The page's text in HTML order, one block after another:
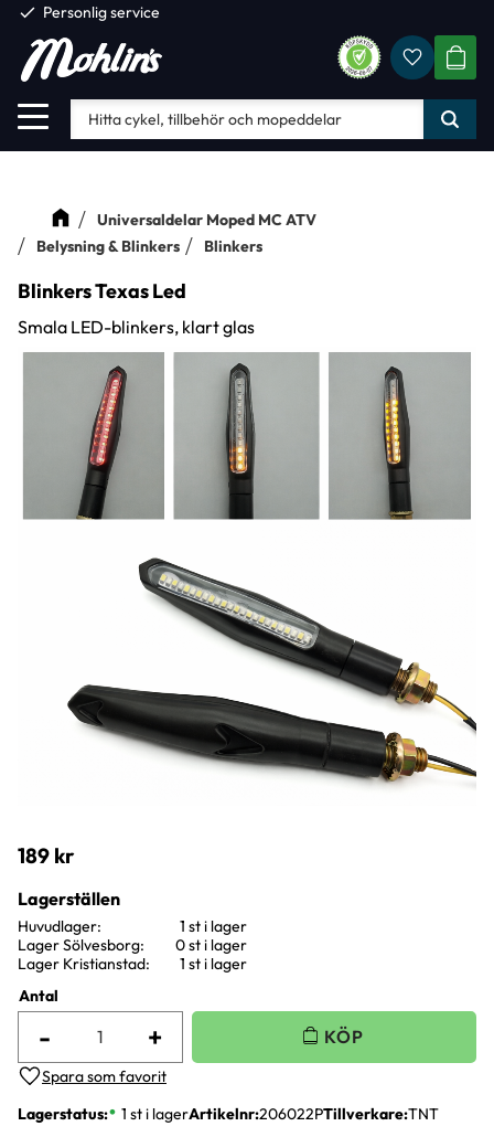
Meny
check Personlig service
Universaldelar Moped MC ATV
Belysning & Blinkers
Blinkers
Blinkers Texas Led
Smala LED-blinkers, klart glas
189 kr
Antal
+
-
Lägg till i favoriter
Lagerstatus 1 st i lagerArtikelnr 206022PTillverkare TNT
Lagerställen
Huvudlager
1 st i lager
Lager Sölvesborg
0 st i lager
Lager Kristianstad
1 st i lager